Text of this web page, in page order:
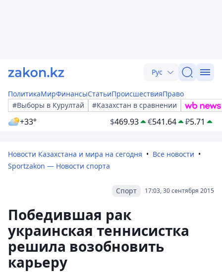
Рус
ПолитикаМирФинансыСтатьиПроисшествияПраво
#Выборы в Курултай
#Казахстан в сравнении
+33° $469.93 €541.64 ₽5.71
Новости Казахстана и мира на сегодня
Все новости
Sportzakon — Новости спорта
17:03, 30 сентября 2015
Спорт
Победившая рак
украинская теннисистка
решила возобновить
карьеру